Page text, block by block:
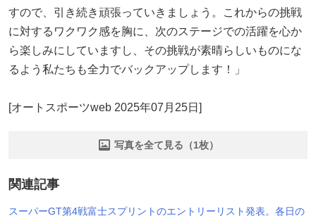
すので、引き続き頑張っていきましょう。これからの挑戦
に対するワクワク感を胸に、次のステージでの活躍を心か
ら楽しみにしていますし、その挑戦が素晴らしいものにな
るよう私たちも全力でバックアップします！」
[オートスポーツweb 2025年07月25日]
写真を全て見る（1枚）
関連記事
スーパーGT第4戦富士スプリントのエントリーリスト発表。各日の